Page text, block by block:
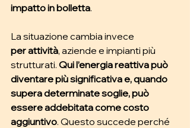
impatto in bolletta.
La situazione cambia invece
perattività, aziende e impianti più
strutturati. Qui l’energia reattiva può
diventare più significativa e, quando
supera determinate soglie, può
essere addebitata come costo
aggiuntivo. Questo succede perché